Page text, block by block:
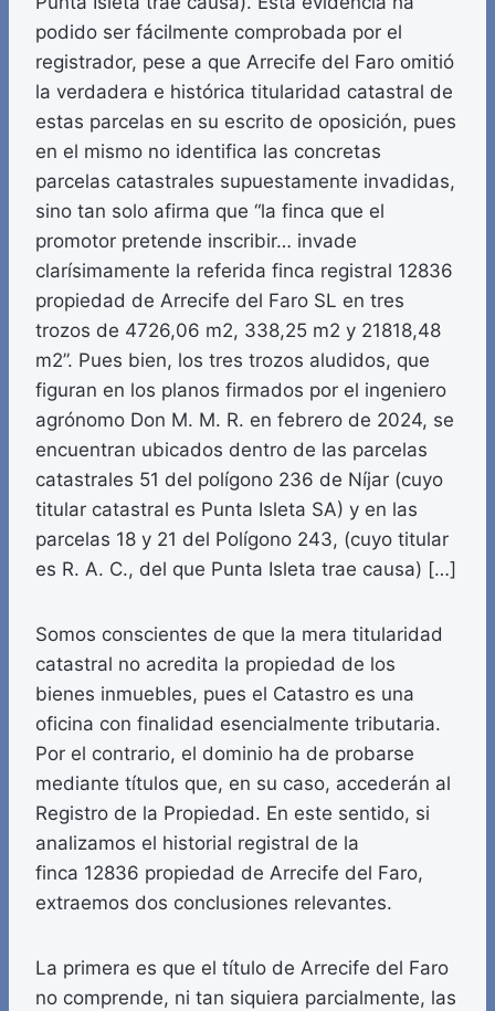
podido ser fácilmente comprobada por el
registrador, pese a que Arrecife del Faro omitió
la verdadera e histórica titularidad catastral de
estas parcelas en su escrito de oposición, pues
en el mismo no identifica las concretas
parcelas catastrales supuestamente invadidas,
sino tan solo afirma que “la finca que el
promotor pretende inscribir… invade
clarísimamente la referida finca registral 12836
propiedad de Arrecife del Faro SL en tres
trozos de 4726,06 m2, 338,25 m2 y 21818,48
m2”. Pues bien, los tres trozos aludidos, que
figuran en los planos firmados por el ingeniero
agrónomo Don M. M. R. en febrero de 2024, se
encuentran ubicados dentro de las parcelas
catastrales 51 del polígono 236 de Níjar (cuyo
titular catastral es Punta Isleta SA) y en las
parcelas 18 y 21 del Polígono 243, (cuyo titular
es R. A. C., del que Punta Isleta trae causa) […]
Somos conscientes de que la mera titularidad
catastral no acredita la propiedad de los
bienes inmuebles, pues el Catastro es una
oficina con finalidad esencialmente tributaria.
Por el contrario, el dominio ha de probarse
mediante títulos que, en su caso, accederán al
Registro de la Propiedad. En este sentido, si
analizamos el historial registral de la
finca 12836 propiedad de Arrecife del Faro,
extraemos dos conclusiones relevantes.
La primera es que el título de Arrecife del Faro
no comprende, ni tan siquiera parcialmente, las